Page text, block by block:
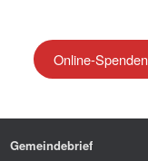
Online-Spenden
Gemeindebrief